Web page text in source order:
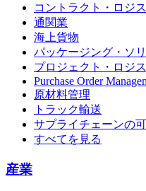
コントラクト・ロジ
通関業
海上貨物
パッケージング・ソ
プロジェクト・ロジ
Purchase Order
原材料管理
トラック輸送
サプライチェーンの
すべてを見る
産業